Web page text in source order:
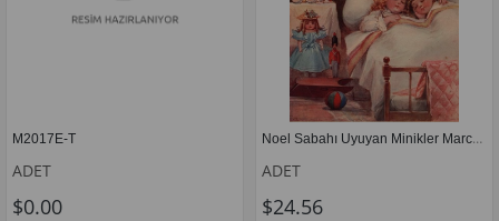
M2017E-T
ADET
$0.00
Noel Sabahı Uyuyan Minikler Marcel Sanat Elmas Mozaik Tablo 36X51cm
ADET
$24.56